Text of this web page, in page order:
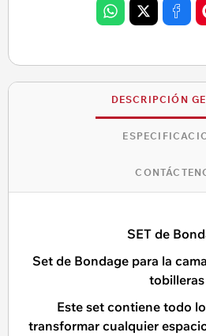
DESCRIPCIÓN
SET de
Set de Bondage para la
tobilleras
Este set contiene todo
transformar cualquier